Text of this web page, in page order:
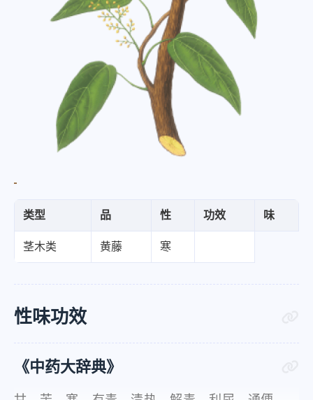
类型 品 性 功效 味
茎木类 黄藤 寒
性味功效
《中药大辞典》